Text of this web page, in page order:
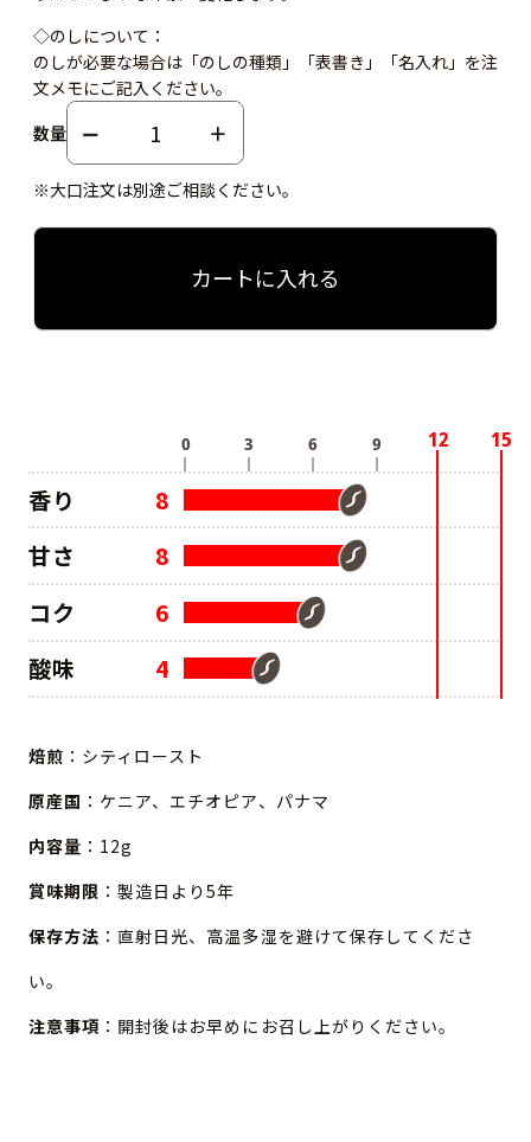
◇のしについて：
のしが必要な場合は「のしの種類」「表書き」「名入れ」を注
文メモにご記入ください。
数量
※大口注文は別途ご相談ください。
カートに入れる
香り
8
甘さ
8
コク
6
酸味
4
焙煎 ：シティロースト
原産国 ：ケニア、エチオピア、パナマ
内容量 ：12g
賞味期限 ：製造日より5年
保存方法 ：直射日光、高温多湿を避けて保存してくださ
い。
注意事項 ：開封後はお早めにお召し上がりください。